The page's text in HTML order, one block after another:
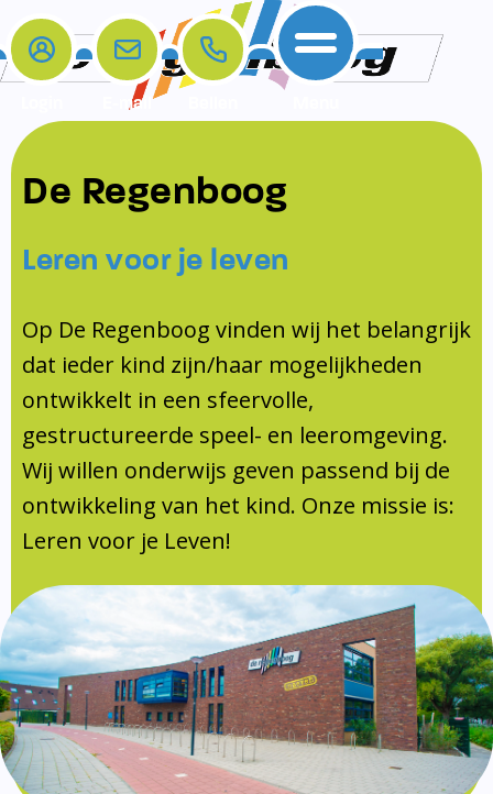
Home
De school
Opleiding en Stage
KomKids
Schoolvakanties
Ouderraad
Medezeggenschapsraad
Documentatie
Formulieren
SIKO
Ouders
Ouders
Contact
Contact
Contact
Samenwerkingen
Samenwerkingen
Schoollogopedist
E-mail
De Regenboog
Leren voor je leven
Op De Regenboog vinden wij het belangrijk
dat ieder kind zijn/haar mogelijkheden
ontwikkelt in een sfeervolle,
gestructureerde speel- en leeromgeving.
Wij willen onderwijs geven passend bij de
ontwikkeling van het kind. Onze missie is:
Leren voor je Leven!